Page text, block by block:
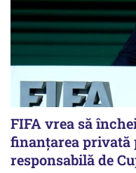
FIFA vrea să
finanțarea privată
responsabilă de